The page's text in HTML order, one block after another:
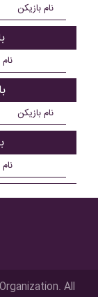
نام بازیکن
نام بازیکن
All